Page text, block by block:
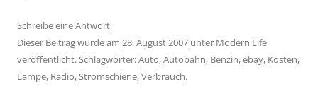
Schreibe eine Antwort
Dieser Beitrag wurde am 28. August 2007 unter Modern Life
veröffentlicht. Schlagwörter:Auto,Autobahn, Benzin,ebay, Kosten,
Lampe, Radio,Stromschiene,Verbrauch.